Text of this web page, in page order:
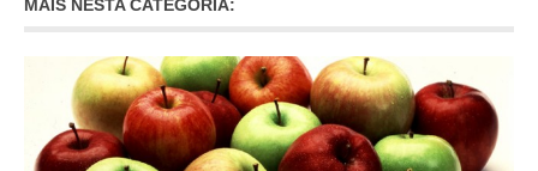
MAIS NESTA CATEGORIA: